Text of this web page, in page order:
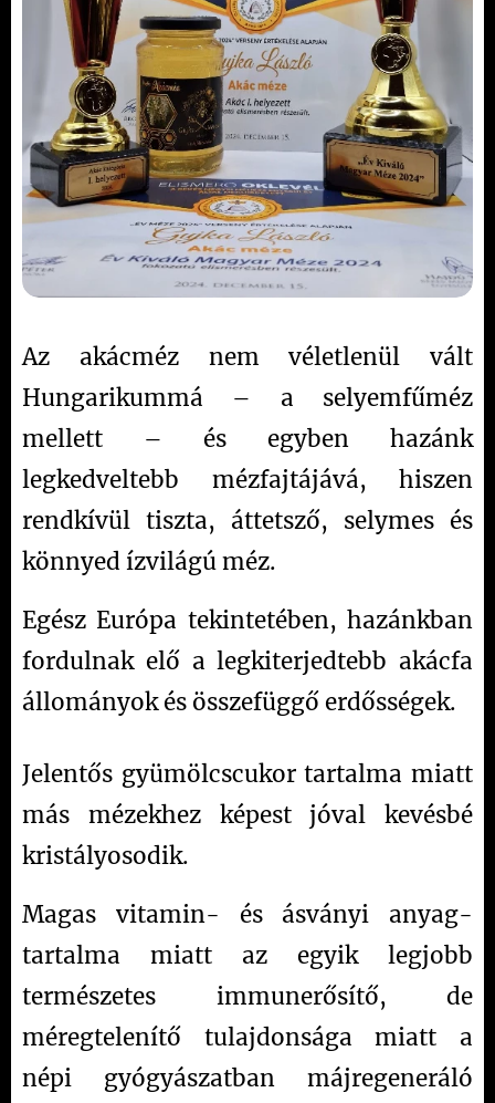
Az akácméz nem véletlenül vált
Hungarikummá – a selyemfűméz
mellett – és egyben hazánk
legkedveltebb mézfajtájává, hiszen
rendkívül tiszta, áttetsző, selymes és
könnyed ízvilágú méz.
Egész Európa tekintetében, hazánkban
fordulnak elő a legkiterjedtebb akácfa
állományok és összefüggő erdősségek.
Jelentős gyümölcscukor tartalma miatt
más mézekhez képest jóval kevésbé
kristályosodik.
Magas vitamin- és ásványi anyag-
tartalma miatt az egyik legjobb
természetes immunerősítő, de
méregtelenítő tulajdonsága miatt a
népi gyógyászatban májregeneráló